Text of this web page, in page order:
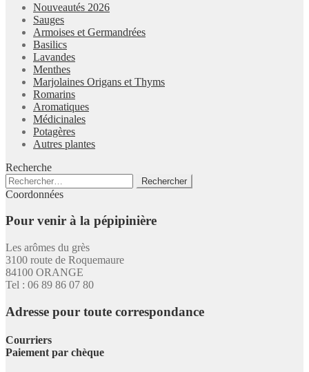
Nouveautés 2026
Sauges
Armoises et Germandrées
Basilics
Lavandes
Menthes
Marjolaines Origans et Thyms
Romarins
Aromatiques
Médicinales
Potagères
Autres plantes
Recherche
Rechercher :
Coordonnées
Pour venir à la pépipinière
Les arômes du grès
3100 route de Roquemaure
84100 ORANGE
Tel : 06 89 86 07 80
Adresse pour toute correspondance
Courriers
Paiement par chèque